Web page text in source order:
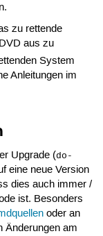
zu rettende
aus zu
System
Anleitungen im
Upgrade (do-
eine neue Version
dies auch immer /
ist. Besonders
oder an
Änderungen am